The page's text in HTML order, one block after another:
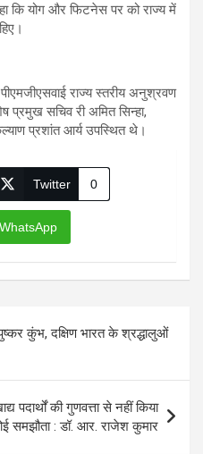
कि योग और फिटनेस पर को राज्य में
राज्य स्तरीय अनुश्रवण
प्रमुख सचिव री अमित सिन्हा,
प्रशांत आर्य उपस्थित थे।
Twitter 0
WhatsApp
कुंभ, दक्षिण भारत के श्रद्धालुओं
पदार्थों की गुणवत्ता से नहीं किया
समझौता : डॉ. आर. राजेश कुमार